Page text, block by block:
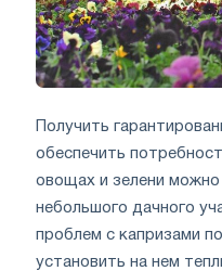
Получить
обеспечить
овощах и зелени
небольшого дачного
проблем с капризами
установить на нем